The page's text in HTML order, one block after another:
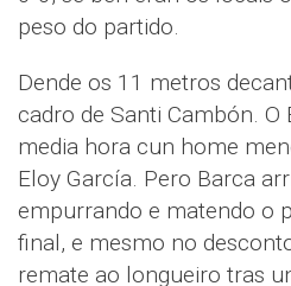
peso do partido.
Dende os 11 metros
cadro de Santi Cambón. O
media hora cun home
Eloy García. Pero Barca
empurrando e matendo o
final, e mesmo no
remate ao longueiro tras